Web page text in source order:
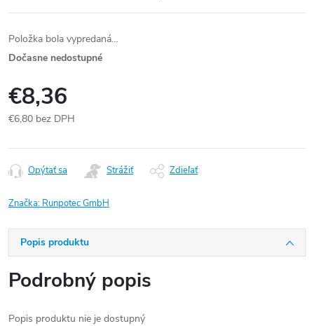
Položka bola vypredaná…
Dočasne nedostupné
€8,36
€6,80 bez DPH
cena:
Opýtať sa Strážiť Zdieľať
Značka: Runpotec GmbH
Popis produktu
Podrobný popis
Popis produktu nie je dostupný